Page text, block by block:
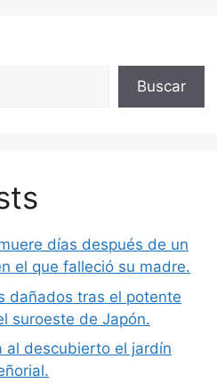
Buscar
días después de un
el que falleció su madre.
dañados tras el potente
suroeste de Japón.
al descubierto el jardín